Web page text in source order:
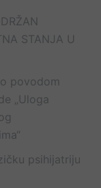
STANJA U
povodom
„Uloga
psihijatriju